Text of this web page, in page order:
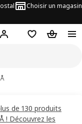
Choisir un magasin
Mon compteFavorisPanier
de 130 produits
! Découvrez les